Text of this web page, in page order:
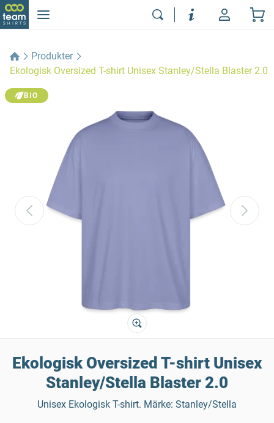
Produkter
Ekologisk Oversized T-shirt Unisex Stanley/Stella Blaster 2.0
BIO
Ekologisk Oversized T-shirt Unisex
Stanley/Stella Blaster 2.0
Unisex Ekologisk T-shirt. Märke: Stanley/Stella